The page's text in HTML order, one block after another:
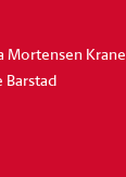
Mortensen Krane